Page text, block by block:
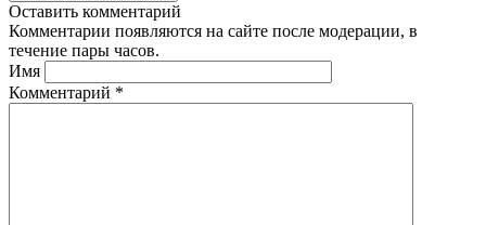
Оставить комментарий
Комментарии появляются на сайте после модерации, в
течение пары часов.
Имя
Комментарий *